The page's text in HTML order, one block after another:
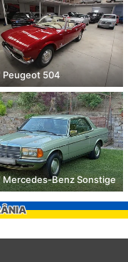
Peugeot 504
Mercedes-Benz Sonstige